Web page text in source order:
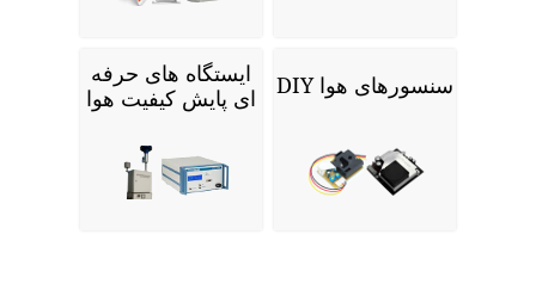
سنسورهای هوا DIY
ایستگاه های حرفه
ای پایش کیفیت هوا